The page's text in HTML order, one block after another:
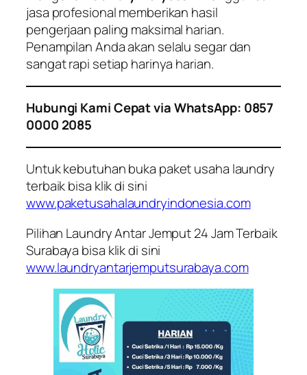
jasa profesional memberikan hasil
pengerjaan paling maksimal harian.
Penampilan Anda akan selalu segar dan
sangat rapi setiap harinya harian.
Hubungi Kami Cepat via WhatsApp: 0857
0000 2085
Untuk kebutuhan buka paket usaha laundry
terbaik bisa klik di sini
www.paketusahalaundryindonesia.com
Pilihan Laundry Antar Jemput 24 Jam Terbaik
Surabaya bisa klik di sini
www.laundryantarjemputsurabaya.com